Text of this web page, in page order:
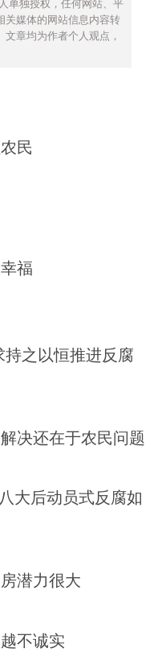
单独授权，任何网站、平
关媒体的网站信息内容转
章均为作者个人观点，
民
福
之以恒推进反腐
决还在于农民问题
大后动员式反腐如
潜力很大
不诚实